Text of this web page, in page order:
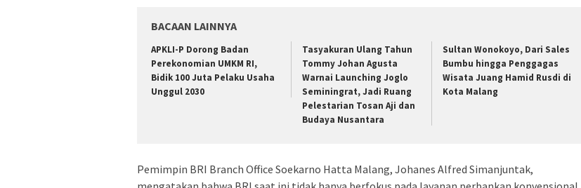
BACAAN LAINNYA
APKLI-P Dorong Badan
Perekonomian UMKM RI,
Bidik 100 Juta Pelaku Usaha
Unggul 2030
Tasyakuran Ulang Tahun
Tommy Johan Agusta
Warnai Launching Joglo
Seminingrat, Jadi Ruang
Pelestarian Tosan Aji dan
Budaya Nusantara
Sultan Wonokoyo, Dari Sales
Bumbu hingga Penggagas
Wisata Juang Hamid Rusdi di
Kota Malang
Pemimpin BRI Branch Office Soekarno Hatta Malang, Johanes Alfred Simanjuntak,